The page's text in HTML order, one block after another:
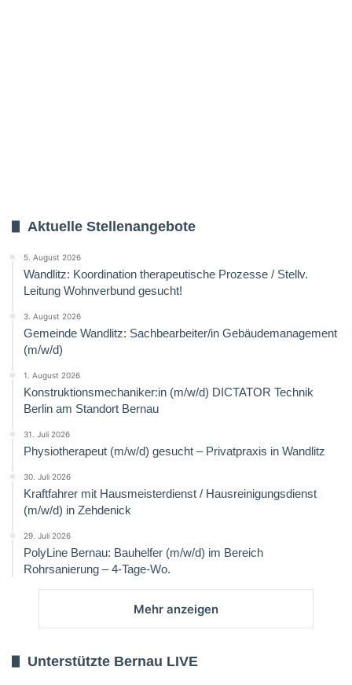
Aktuelle Stellenangebote
5. August 2026
Wandlitz: Koordination therapeutische Prozesse / Stellv.
Leitung Wohnverbund gesucht!
3. August 2026
Gemeinde Wandlitz: Sachbearbeiter/in Gebäudemanagement
(m/w/d)
1. August 2026
Konstruktionsmechaniker:in (m/w/d) DICTATOR Technik
Berlin am Standort Bernau
31. Juli 2026
Physiotherapeut (m/w/d) gesucht – Privatpraxis in Wandlitz
30. Juli 2026
Kraftfahrer mit Hausmeisterdienst / Hausreinigungsdienst
(m/w/d) in Zehdenick
29. Juli 2026
PolyLine Bernau: Bauhelfer (m/w/d) im Bereich
Rohrsanierung – 4-Tage-Wo.
Mehr anzeigen
Unterstützte Bernau LIVE